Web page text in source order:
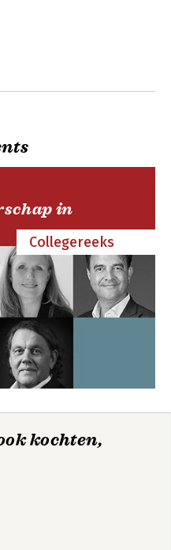
Autocratie bv
in
Collegereeks
kochten,